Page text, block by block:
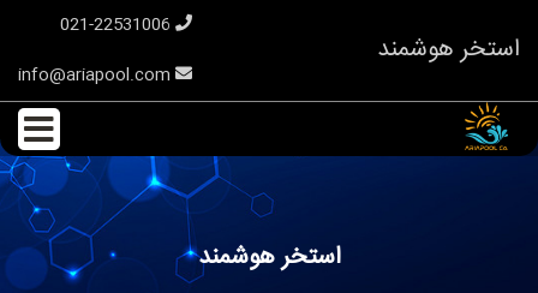
استخر هوشمند
استخر هوشمند